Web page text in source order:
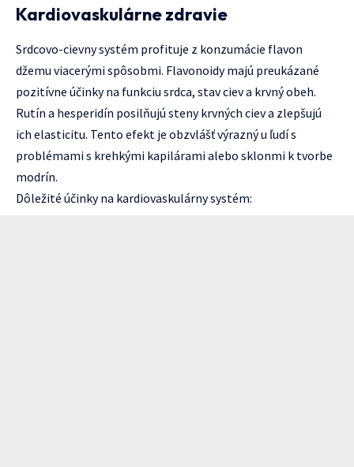
Kardiovaskulárne zdravie
Srdcovo-cievny systém profituje z konzumácie flavon
džemu viacerými spôsobmi. Flavonoidy majú preukázané
pozitívne účinky na funkciu srdca, stav ciev a krvný obeh.
Rutín a hesperidín posilňujú steny krvných ciev a zlepšujú
ich elasticitu. Tento efekt je obzvlášť výrazný u ľudí s
problémami s krehkými kapilárami alebo sklonmi k tvorbe
modrín.
Dôležité účinky na kardiovaskulárny systém: